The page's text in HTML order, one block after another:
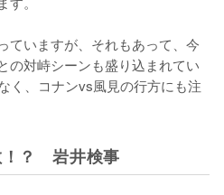
ていますが、それもあって、今
の対峙シーンも盛り込まれてい
く、コナンvs風見の行方にも注
！？ 岩井検事